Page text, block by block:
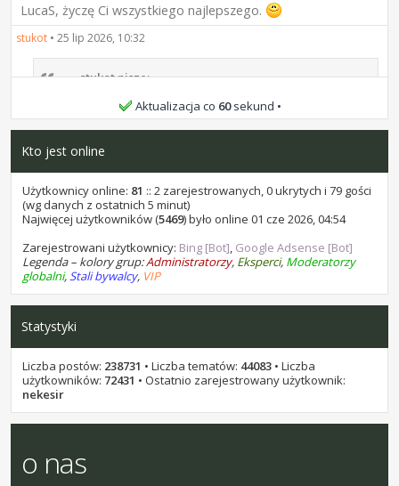
LucaS, życzę Ci wszystkiego najlepszego.
stukot • 25 lip 2026, 10:32
stukot pisze:
najlepszego.
stukot•25 lip 2026, 10:32
bochen9 i samel 15, życzę Wam wszystkiego najlepszego.
stukot•07 lip 2026, 16:58
stukot•18 cze 2026, 14:22
Kaen1227, życzę Ci wszystkiego najlepszego.
Przez około 10 godzin, jest za darmo w promocji: AI Photo
Stamp Remover 18. Na sharewareonsale
stukot• 01 cze 2026, 10:40
Areecki, życzę Ci wszystkiego najlepszego.
Aktualizacja co 60sekund
Kto jest online
Użytkownicy online: 81 :: 2 zarejestrowanych, 0 ukrytych i 79 gości
(wg danych z ostatnich 5 minut)
Najwięcej użytkowników (5469) było online 01 cze 2026, 04:54
Zarejestrowani użytkownicy: Bing [Bot], Google Adsense [Bot]
Legenda – kolory grup:Administratorzy, Eksperci, Moderatorzy
globalni,Stali bywalcy, VIP
Statystyki
Liczba postów: 238731 • Liczba tematów: 44083 • Liczba
użytkowników: 72431 • Ostatnio zarejestrowany użytkownik:
nekesir
o nas